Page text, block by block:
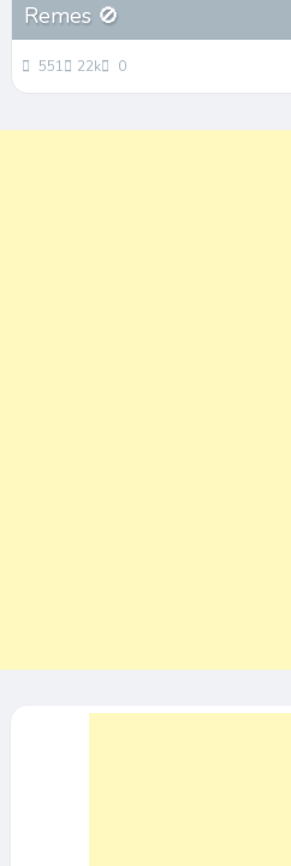
Remes 🚫
551 22k 0